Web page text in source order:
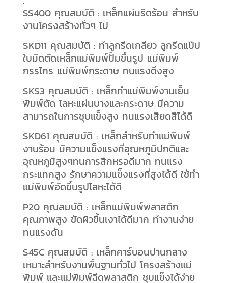
SS400 คุณสมบัติ : เหล็กแผ่นรีดร้อน สำหรับ
งานโครงสร้างทั่วๆ ไป
SKD11 คุณสมบัติ : ทำลูกรีดเกลียว ลูกรีดแป๊ป
ใบมีดตัดเหล็กแม่พิมพ์ปั้มขึ้นรูป แม่พิมพ์
กรรไกร แม่พิมพ์กระดาษ ทนแรงตึงสูง
SKS3 คุณสมบัติ : เหล็กทำแม่พิมพ์งานเย็น
พิมพ์ตัด โลหะแผ่นบางและกระดาษ มีความ
สามารถในการชุบแข็งสูง ทนแรงเสียดสีได้ดี
SKD61 คุณสมบัติ : เหล็กสำหรับทำแม่พิมพ์
งานร้อน มีความแข็งแรงที่อุณหภูมิปกติและ
อุณหภูมิสูงๆทนการสึกหรอดีมาก ทนแรง
กระแทกสูง รักษาความแข็งแรงที่สูงได้ดี ใช้ทำ
แม่พิมพ์อัดขึ้นรูปโลหะได้ดี
P20 คุณสมบัติ : เหล็กแม่พิมพ์พลาสติก
คุณภาพสูง ขัดผิวขึ้นเงาได้ดีมาก ทำงานง่าย
ทนแรงดัน
S45C คุณสมบัติ : เหล็กคาร์บอนปานกลาง
เหมาะสำหรับงานพื้นฐานทั่วไป โครงสร้างแม่
พิมพ์ และแม่พิมพ์ฉีดพลาสติก ชุบแข็งได้ง่าย